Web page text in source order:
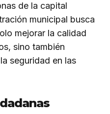
de la capital
municipal busca
mejorar la calidad
sino también
seguridad en las